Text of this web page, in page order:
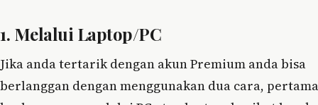
1. Melalui Laptop/PC
Jika anda tertarik dengan akun Premium anda bisa
berlanggan dengan menggunakan dua cara,